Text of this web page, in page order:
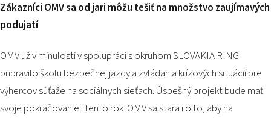
Zákazníci OMV sa od jari môžu tešiť na množstvo zaujímavých
podujatí
OMV už v minulosti v spolupráci s okruhom SLOVAKIA RING
pripravilo školu bezpečnej jazdy a zvládania krízových situácií pre
výhercov súťaže na sociálnych sieťach. Úspešný projekt bude mať
svoje pokračovanie i tento rok. OMV sa stará i o to, aby na